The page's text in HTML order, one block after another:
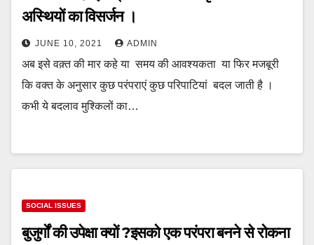
अस्थियों का विसर्जन ।
JUNE 10, 2021 ADMIN
अब इसे वक़्त की मार कहे या समय की आवश्यकता या फिर मजबूरी
कि वक्त के अनुसार कुछ परंपराएं कुछ परिपाटियां बदल जाती है ।
कभी ये बदलाव मुश्किलों का…
SOCIAL ISSUES
बुजुर्गों की उपेक्षा क्यों ?इसको एक परंपरा बनने से रोकना